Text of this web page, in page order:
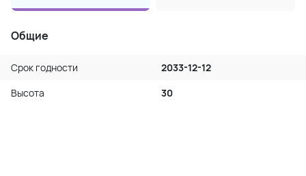
Общие
Срок годности
2033-12-12
Высота
30